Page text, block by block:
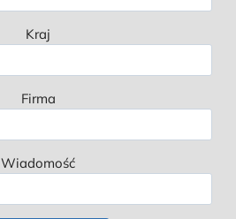
Kraj
Firma
Wiadomość
Spanish